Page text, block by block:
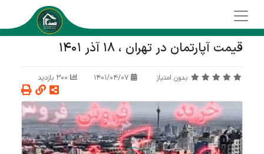
قیمت آپارتمان در تهران ، 18 آذر 1401
بدون امتیاز